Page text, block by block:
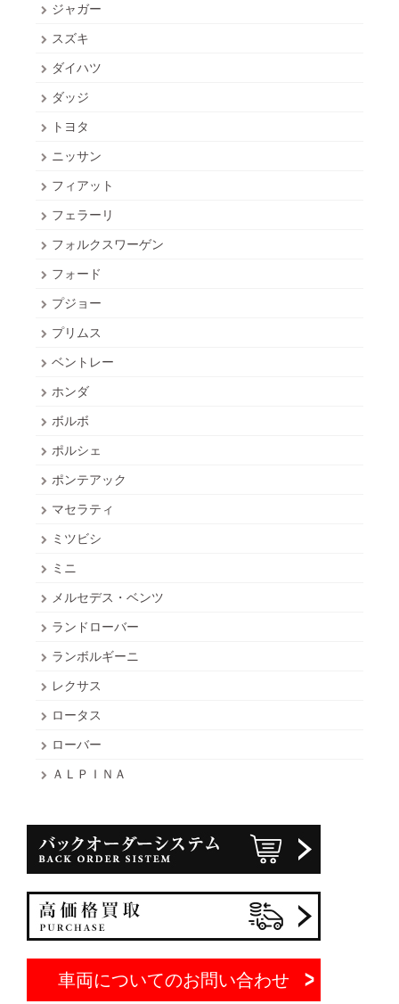
ジャガー
スズキ
ダイハツ
ダッジ
トヨタ
ニッサン
フィアット
フェラーリ
フォルクスワーゲン
フォード
プジョー
プリムス
ベントレー
ホンダ
ボルボ
ポルシェ
ポンテアック
マセラティ
ミツビシ
ミニ
メルセデス・ベンツ
ランドローバー
ランボルギーニ
レクサス
ロータス
ローバー
ＡＬＰＩＮＡ
車両についてのお問い合わせ